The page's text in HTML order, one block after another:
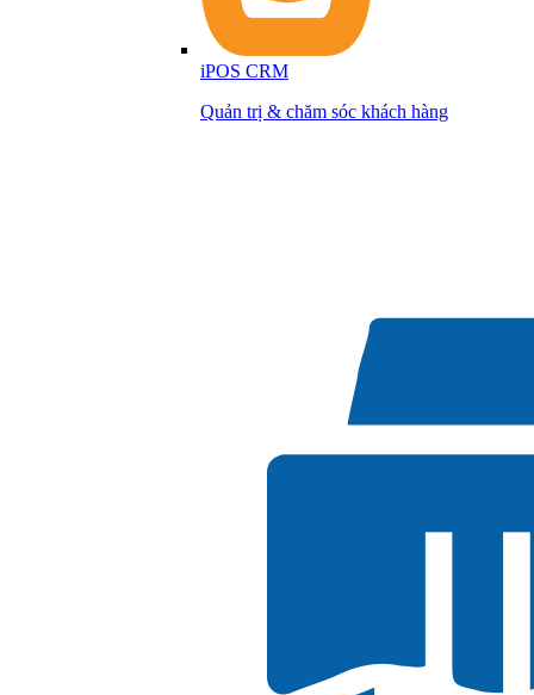
iPOS CRM
Quản trị & chăm sóc khách hàng